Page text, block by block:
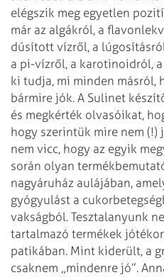
elégszik meg egyetlen
már az algákról, a
dúsított vízről, a
a pi-vízről, a karotinoidról,
ki tudja, mi minden másról,
bármire jók. A Sulinet
és megkérték olvasóikat,
hogy szerintük mire nem (!)
nem vicc, hogy az egyik
során olyan
nagyáruház aulájában,
gyógyulást a
vakságból. Tesztalanyunk
tartalmazó termékek
patikában. Mint kiderült, a
csaknem „mindenre jó”.